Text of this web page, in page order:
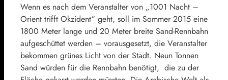
Wenn es nach dem Veranstalter von „1001 Nacht –
Orient trifft Okzident“ geht, soll im Sommer 2015 eine
1800 Meter lange und 20 Meter breite Sand-Rennbahn
aufgeschüttet werden – vorausgesetzt, die Veranstalter
bekommen grünes Licht von der Stadt. Neun Tonnen
Sand würden für die Rennbahn benötigt, die zu der